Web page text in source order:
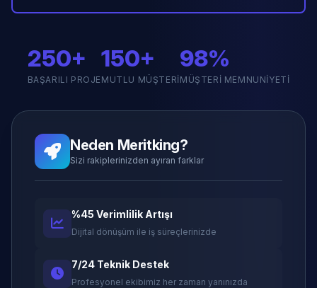
250+
BAŞARILI PROJE
150+
MUTLU MÜŞTERI
98%
MÜŞTERI MEMNUNIYETI
Neden Meritking?
Sizi rakiplerinizden ayıran farklar
%45 Verimlilik Artışı
Dijital dönüşüm ile iş süreçlerinizde
7/24 Teknik Destek
Profesyonel ekibimiz her zaman yanınızda